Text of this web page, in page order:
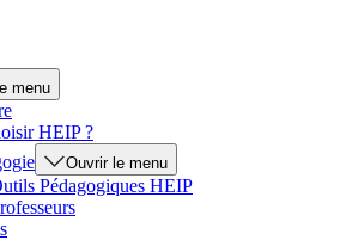
menu
HEIP ?
Ouvrir le menu
Pédagogiques HEIP